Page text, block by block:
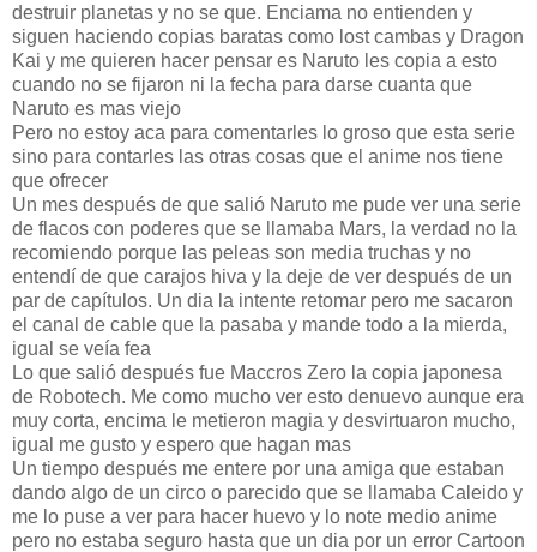
destruir planetas y no se que. Enciama no entienden y
siguen haciendo copias baratas como lost cambas y Dragon
Kai y me quieren hacer pensar es Naruto les copia a esto
cuando no se fijaron ni la fecha para darse cuanta que
Naruto es mas viejo
Pero no estoy aca para comentarles lo groso que esta serie
sino para contarles las otras cosas que el anime nos tiene
que ofrecer
Un mes después de que salió Naruto me pude ver una serie
de flacos con poderes que se llamaba Mars, la verdad no la
recomiendo porque las peleas son media truchas y no
entendí de que carajos hiva y la deje de ver después de un
par de capítulos. Un dia la intente retomar pero me sacaron
el canal de cable que la pasaba y mande todo a la mierda,
igual se veía fea
Lo que salió después fue Maccros Zero la copia japonesa
de Robotech. Me como mucho ver esto denuevo aunque era
muy corta, encima le metieron magia y desvirtuaron mucho,
igual me gusto y espero que hagan mas
Un tiempo después me entere por una amiga que estaban
dando algo de un circo o parecido que se llamaba Caleido y
me lo puse a ver para hacer huevo y lo note medio anime
pero no estaba seguro hasta que un dia por un error Cartoon